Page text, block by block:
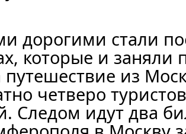
дорогими стали
которые и заняли
путешествие из
четверо
Следом идут два